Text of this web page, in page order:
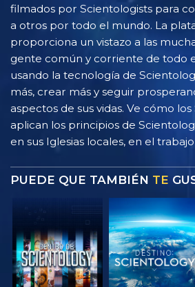
filmados por Scientologists para
a otros por todo el mundo. La
proporciona un vistazo a las
gente común y corriente de todo
usando la tecnología de
más, crear más y seguir
aspectos de sus vidas. Ve cómo
aplican los principios de
en sus Iglesias locales, en el
PUEDE QUE TAMBIÉN TE